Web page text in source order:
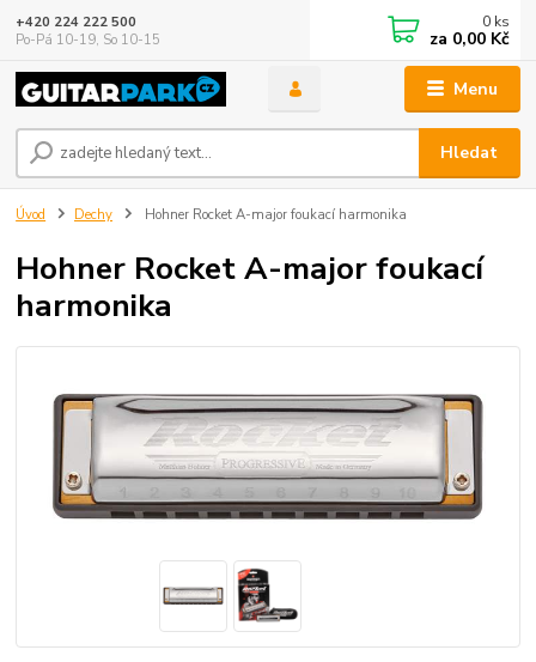
Menu
Hledat
+420 224 222 500
Po-Pá 10-19, So 10-15
0 ks
za 0,00 Kč
Úvod Dechy Hohner Rocket A-major foukací harmonika
Hohner Rocket A-major foukací
harmonika